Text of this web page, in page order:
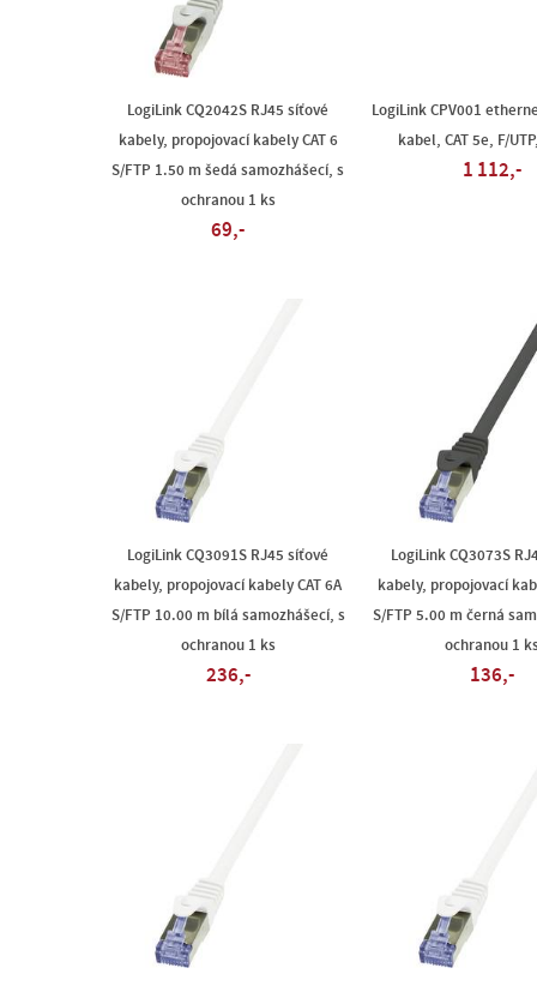
LogiLink CQ2042S RJ45 síťové
kabely, propojovací kabely CAT 6
S/FTP 1.50 m šedá samozhášecí, s
ochranou 1 ks
69,-
LogiLink CPV001
kabel, CAT 5e, F/
1 112,-
LogiLink CQ3091S RJ45 síťové
kabely, propojovací kabely CAT 6A
S/FTP 10.00 m bílá samozhášecí, s
ochranou 1 ks
236,-
LogiLink CQ3073S
kabely, propojovací
S/FTP 5.00 m černá
ochranou 1
136,-